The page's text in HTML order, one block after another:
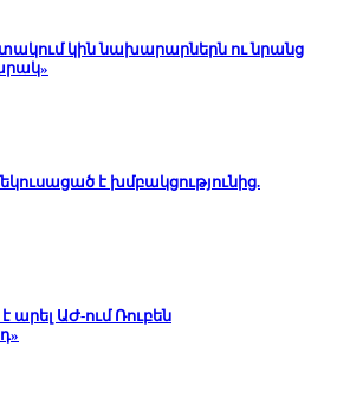
կին նախարարներն ու նրանց
է խմբակցությունից.
արել ԱԺ-ում Ռուբեն